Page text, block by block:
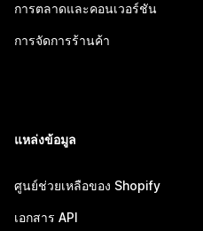
การตลาดและคอนเวอร์ชัน
การจัดการร้านค้า
แหล่งข้อมูล
ศูนย์ช่วยเหลือของ Shopify
เอกสาร API